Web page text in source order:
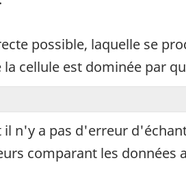
possible, laquelle se
cellule est dominée par
n'y a pas d'erreur
comparant les données